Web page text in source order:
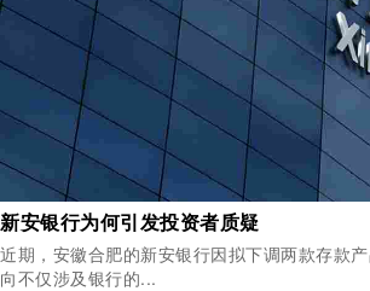
新安银行为何引发投资者质疑
近期，安徽合肥的新安银行因拟下调两款存款
向不仅涉及银行的...